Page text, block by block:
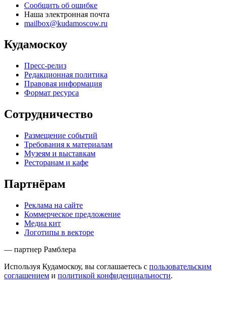
Сообщить об ошибке
Наша электронная почта
mailbox@kudamoscow.ru
Кудамоскоу
Пресс-релиз
Редакционная политика
Правовая информация
Формат ресурса
Сотрудничество
Размещение событий
Требования к материалам
Музеям и выставкам
Ресторанам и кафе
Партнёрам
Реклама на сайте
Коммерческое предложение
Медиа кит
Логотипы в векторе
— партнер Рамблера
Используя Кудамоскоу, вы соглашаетесь с пользовательским
соглашением и политикой конфиденциальности.